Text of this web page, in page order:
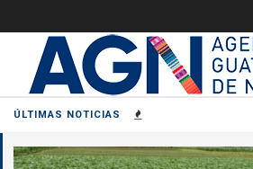
ÚLTIMAS NOTICIAS